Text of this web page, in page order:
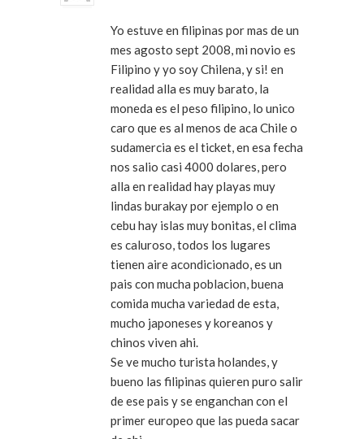
Yo estuve en filipinas por mas de un
mes agosto sept 2008, mi novio es
Filipino y yo soy Chilena, y si! en
realidad alla es muy barato, la
moneda es el peso filipino, lo unico
caro que es al menos de aca Chile o
sudamercia es el ticket, en esa fecha
nos salio casi 4000 dolares, pero
alla en realidad hay playas muy
lindas burakay por ejemplo o en
cebu hay islas muy bonitas, el clima
es caluroso, todos los lugares
tienen aire acondicionado, es un
pais con mucha poblacion, buena
comida mucha variedad de esta,
mucho japoneses y koreanos y
chinos viven ahi.
Se ve mucho turista holandes, y
bueno las filipinas quieren puro salir
de ese pais y se enganchan con el
primer europeo que las pueda sacar